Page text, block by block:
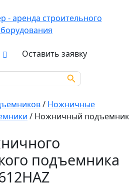
Search Button
Оставить заявку
/ Ножничные
/ Ножничный подъемник
подъемника